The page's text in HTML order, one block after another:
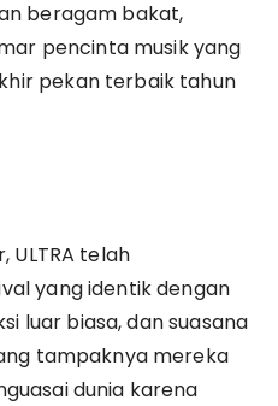
beragam bakat,
pencinta musik yang
pekan terbaik tahun
ULTRA telah
yang identik dengan
luar biasa, dan suasana
tampaknya mereka
dunia karena